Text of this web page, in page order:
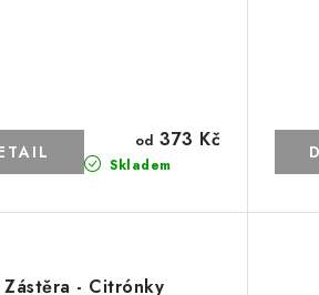
Skladem
od 373 Kč
Zástěra - Citrónky